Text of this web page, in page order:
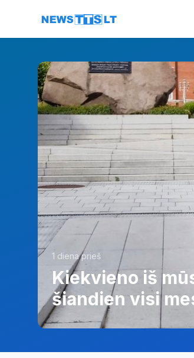
1 diena prieš
Kiekvieno iš
šiandien visi